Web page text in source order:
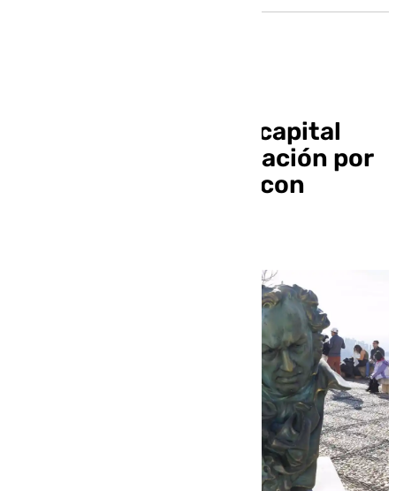
Un restaurante de la capital
crea un menú degustación por
los Goya con recetas con